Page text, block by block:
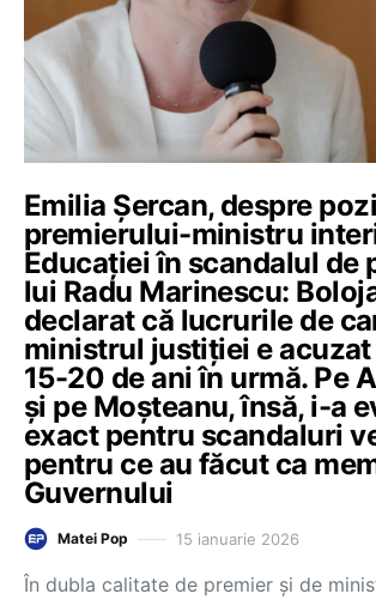
Emilia Șercan, despre
premierului-ministru
Educației în scandalul de
lui Radu Marinescu:
declarat că lucrurile de
ministrul justiției e
15-20 de ani în urmă. Pe
și pe Moșteanu, însă, i-a
exact pentru scandaluri
pentru ce au făcut ca
Guvernului
Matei Pop 15 ianuarie 2026
În dubla calitate de premier și de